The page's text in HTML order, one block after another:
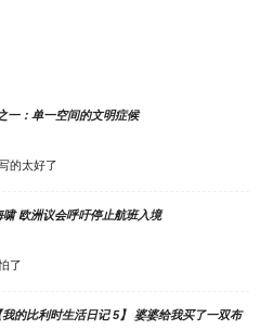
一：单一空间的文明症候
的太好了
啸 欧洲议会呼吁停止航班入境
了
我的比利时生活日记 5】 婆婆给我买了一双布